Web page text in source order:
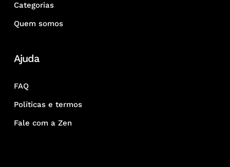
Categorias
Quem somos
Ajuda
FAQ
Políticas e termos
Fale com a Zen